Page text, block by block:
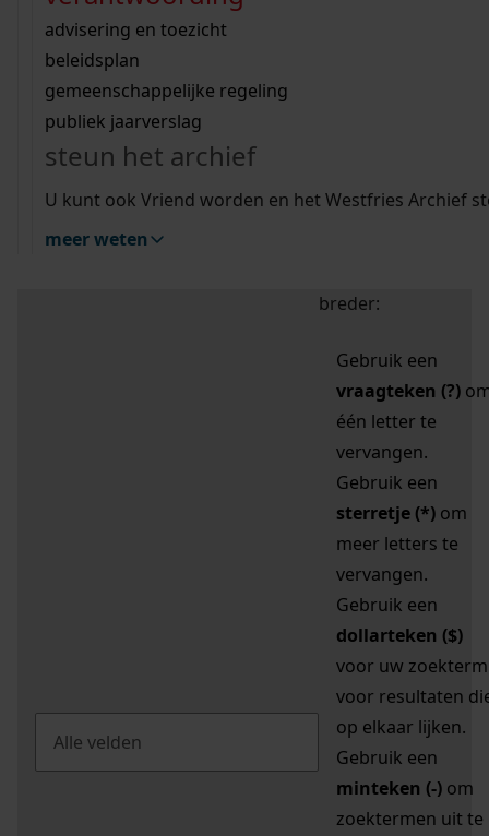
bouwvergunningen
omgevingsvergunningen
vergunningen
beeld en geluid
uitleg nodig?
Wij helpen u op weg met een aantal zoektips.
bekijk alle zoektips
Wij helpen u op weg met een aantal zoektips.
bekijk alle zoektips
bekijk ons geschiedenislokaal
advisering en toezicht
beleidsplan
gemeenschappelijke regeling
publiek jaarverslag
steun het archief
U kunt ook Vriend worden en het Westfries Archief
meer weten
zoektips
Mijn Studiezaal (inloggen)
uw zoekopdracht te
breder:
Gebruik een
vraagteken (?)
één letter te
vervangen.
Gebruik een
sterretje (*) om
meer letters te
vervangen.
Gebruik een
dollarteken ($)
voor uw zoekterm
voor resultaten
op elkaar lijken.
Gebruik een
minteken (-) om
zoektermen uit te